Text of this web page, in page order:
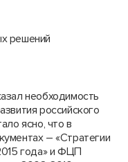
необходимость
российского
ясно, что в
– «Стратегии
года» и ФЦП